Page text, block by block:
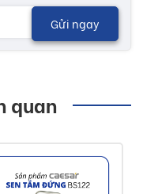
cũng có thể yêu cầu
khách hàng. Các
giúp cho cuộc sống
Gửi ngay
quan